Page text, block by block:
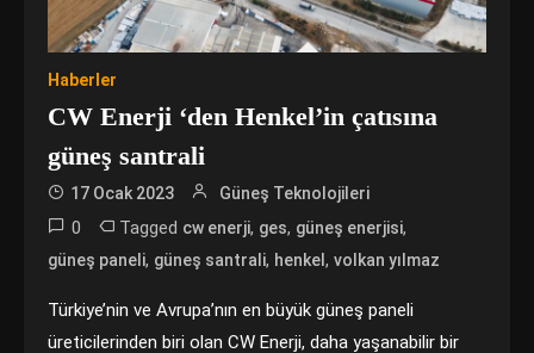
Haberler
CW Enerji ‘den Henkel’in çatısına
güneş santrali
17 Ocak 2023 Güneş Teknolojileri
0 Tagged cw enerji, ges, güneş enerjisi,
güneş paneli, güneş santrali, henkel,volkan yılmaz
Türkiye’nin ve Avrupa’nın en büyük güneş paneli
üreticilerinden biri olan CW Enerji, daha yaşanabilir bir